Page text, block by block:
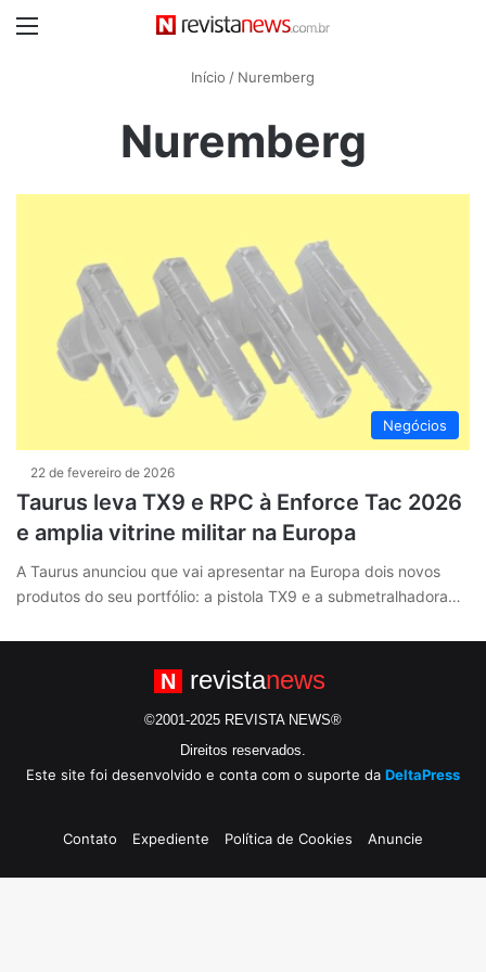
Início / Nuremberg
Nuremberg
Negócios
22 de fevereiro de 2026
Taurus leva TX9 e RPC à Enforce Tac 2026
e amplia vitrine militar na Europa
A Taurus anunciou que vai apresentar na Europa dois novos
produtos do seu portfólio: a pistola TX9 e a submetralhadora…
N revistanews
©2001-2025 REVISTA NEWS®
Direitos reservados.
Este site foi desenvolvido e conta com o suporte da DeltaPress
Contato Expediente Política de Cookies Anuncie